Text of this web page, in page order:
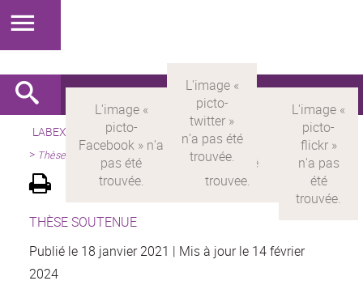
LABEX > LABEX MILYON Version française
Présentation
> Thèses
THÈSE SOUTENUE
Publié le 18 janvier 2021 | Mis à jour le 14 février
2024